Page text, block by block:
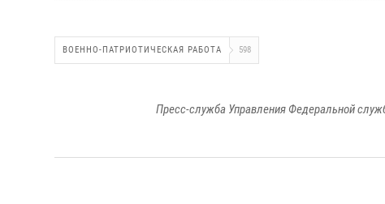
ВОЕННО-ПАТРИОТИЧЕСКАЯ РАБОТА 598
Пресс-служба Управления Федеральной